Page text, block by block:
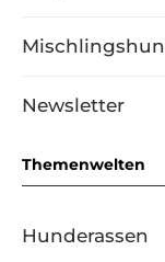
Newsletter
Themenwelten
Hunderassen